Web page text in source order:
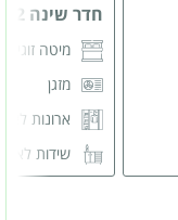
חדר שינה 2
מיטה זוגית
מזגן
ארונות
שידות